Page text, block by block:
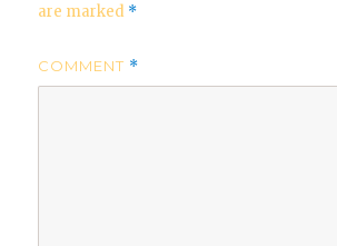
are marked *
COMMENT *